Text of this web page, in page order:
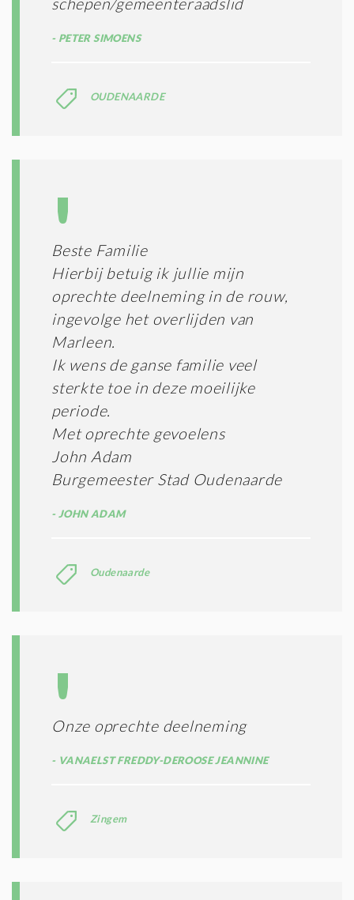
PETER SIMOENS
OUDENAARDE
Beste Familie
Hierbij betuig ik jullie mijn
oprechte deelneming in de rouw,
ingevolge het overlijden van
Marleen.
Ik wens de ganse familie veel
sterkte toe in deze moeilijke
periode.
Met oprechte gevoelens
John Adam
Burgemeester Stad Oudenaarde
JOHN ADAM
Oudenaarde
Onze oprechte deelneming
VANAELST FREDDY-DEROOSE JEANNINE
Zingem